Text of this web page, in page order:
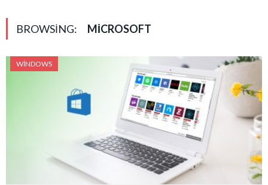
BROWSING: MICROSOFT
WINDOWS